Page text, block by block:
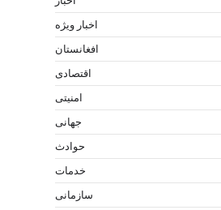
اخبار ویژه
افغانستان
اقتصادی
امنیتی
جهانی
حوادث
خدمات
سازمانی